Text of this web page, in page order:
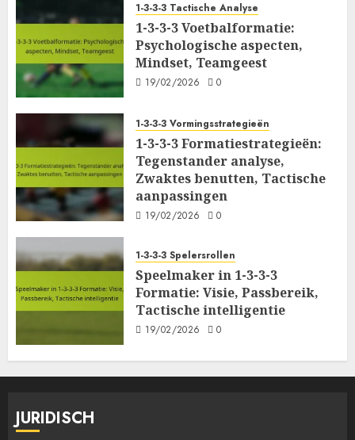
1-3-3-3 Tactische Analyse
1-3-3-3 Voetbalformatie:
Psychologische aspecten,
Mindset, Teamgeest
19/02/2026 0
1-3-3-3 Vormingsstrategieën
1-3-3-3 Formatiestrategieën:
Tegenstander analyse,
Zwaktes benutten, Tactische
aanpassingen
19/02/2026 0
1-3-3-3 Spelersrollen
Speelmaker in 1-3-3-3
Formatie: Visie, Passbereik,
Tactische intelligentie
19/02/2026 0
JURIDISCH